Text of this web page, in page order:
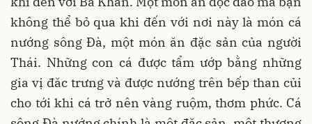
không thể bỏ qua khi đến với nơi này là món cá
nướng sông Đà, một món ăn đặc sản của người
Thái. Những con cá được tẩm ướp bằng những
gia vị đăc trưng và được nướng trên bếp than củi
cho tới khi cá trở nên vàng ruộm, thơm phức. Cá